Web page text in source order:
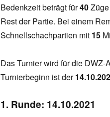
Bedenkzeit beträgt für40Züge
Rest der Partie. Bei einem
Schnellschachpartien mit 15
Das Turnier wird für die
Turnierbeginn ist der
1. Runde: 14.10.2021